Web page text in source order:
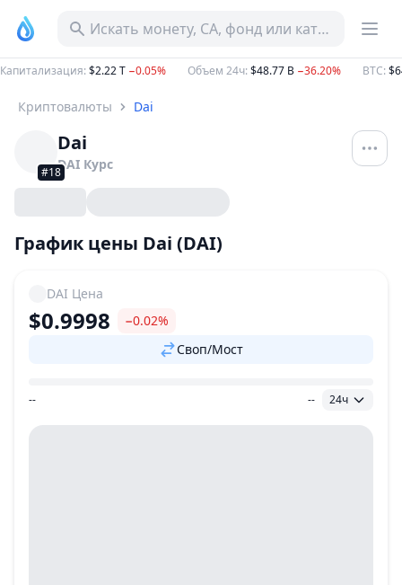
Искать монету, CA, фонд или категорию
Капитализация: $2.22 T −0.05% Объем 24ч: $48.77 B −36.20% BTC:
Криптовалюты Dai
#18
Dai
DAI Курс
График цены Dai (DAI)
DAI Цена
$0.9998
−0.02%
Своп/Мост
Ценовой диапазон
-- -- 24ч